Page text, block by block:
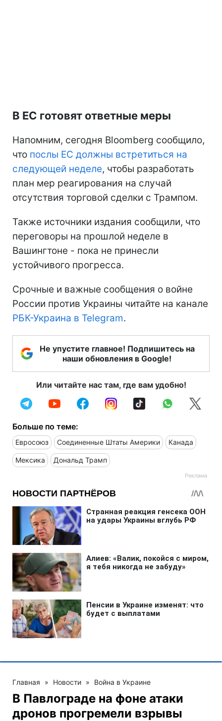
В ЕС готовят ответные меры
Напомним, сегодня Bloomberg сообщило,
что послы ЕС должны встретиться на
следующей неделе, чтобы разработать
план мер реагирования на случай
отсутствия торговой сделки с Трампом.
Также источники издания сообщили, что
переговоры на прошлой неделе в
Вашингтоне - пока не принесли
устойчивого прогресса.
Срочные и важные сообщения о войне
России против Украины читайте на канале
РБК-Украина в Telegram.
Не упустите главное! Подпишитесь на
наши обновления в Google!
Или читайте нас там, где вам удобно!
Больше по теме:
Евросоюз Соединенные Штаты Америки Канада
Мексика Дональд Трамп
Главная » Новости » Война в Украине
В Павлограде на фоне атаки
дронов прогремели взрывы